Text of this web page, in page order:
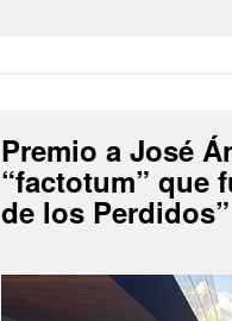
Premio a José
“factotum” que
de los Perdidos”